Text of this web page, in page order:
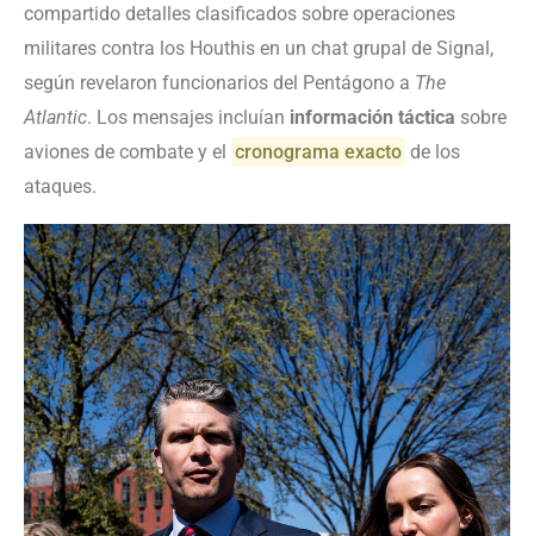
compartido detalles clasificados sobre operaciones
militares contra los Houthis en un chat grupal de Signal,
según revelaron funcionarios del Pentágono a The
Atlantic. Los mensajes incluían información táctica sobre
aviones de combate y el cronograma exacto de los
ataques.